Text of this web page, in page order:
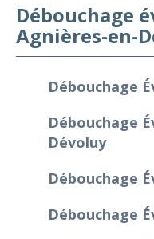
Débouchage
Agnières-en-
Débouchage
Débouchage
Dévoluy
Débouchage
Débouchage